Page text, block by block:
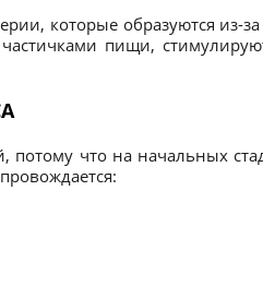
которые образуются из-
пищи,
потому что на начальных